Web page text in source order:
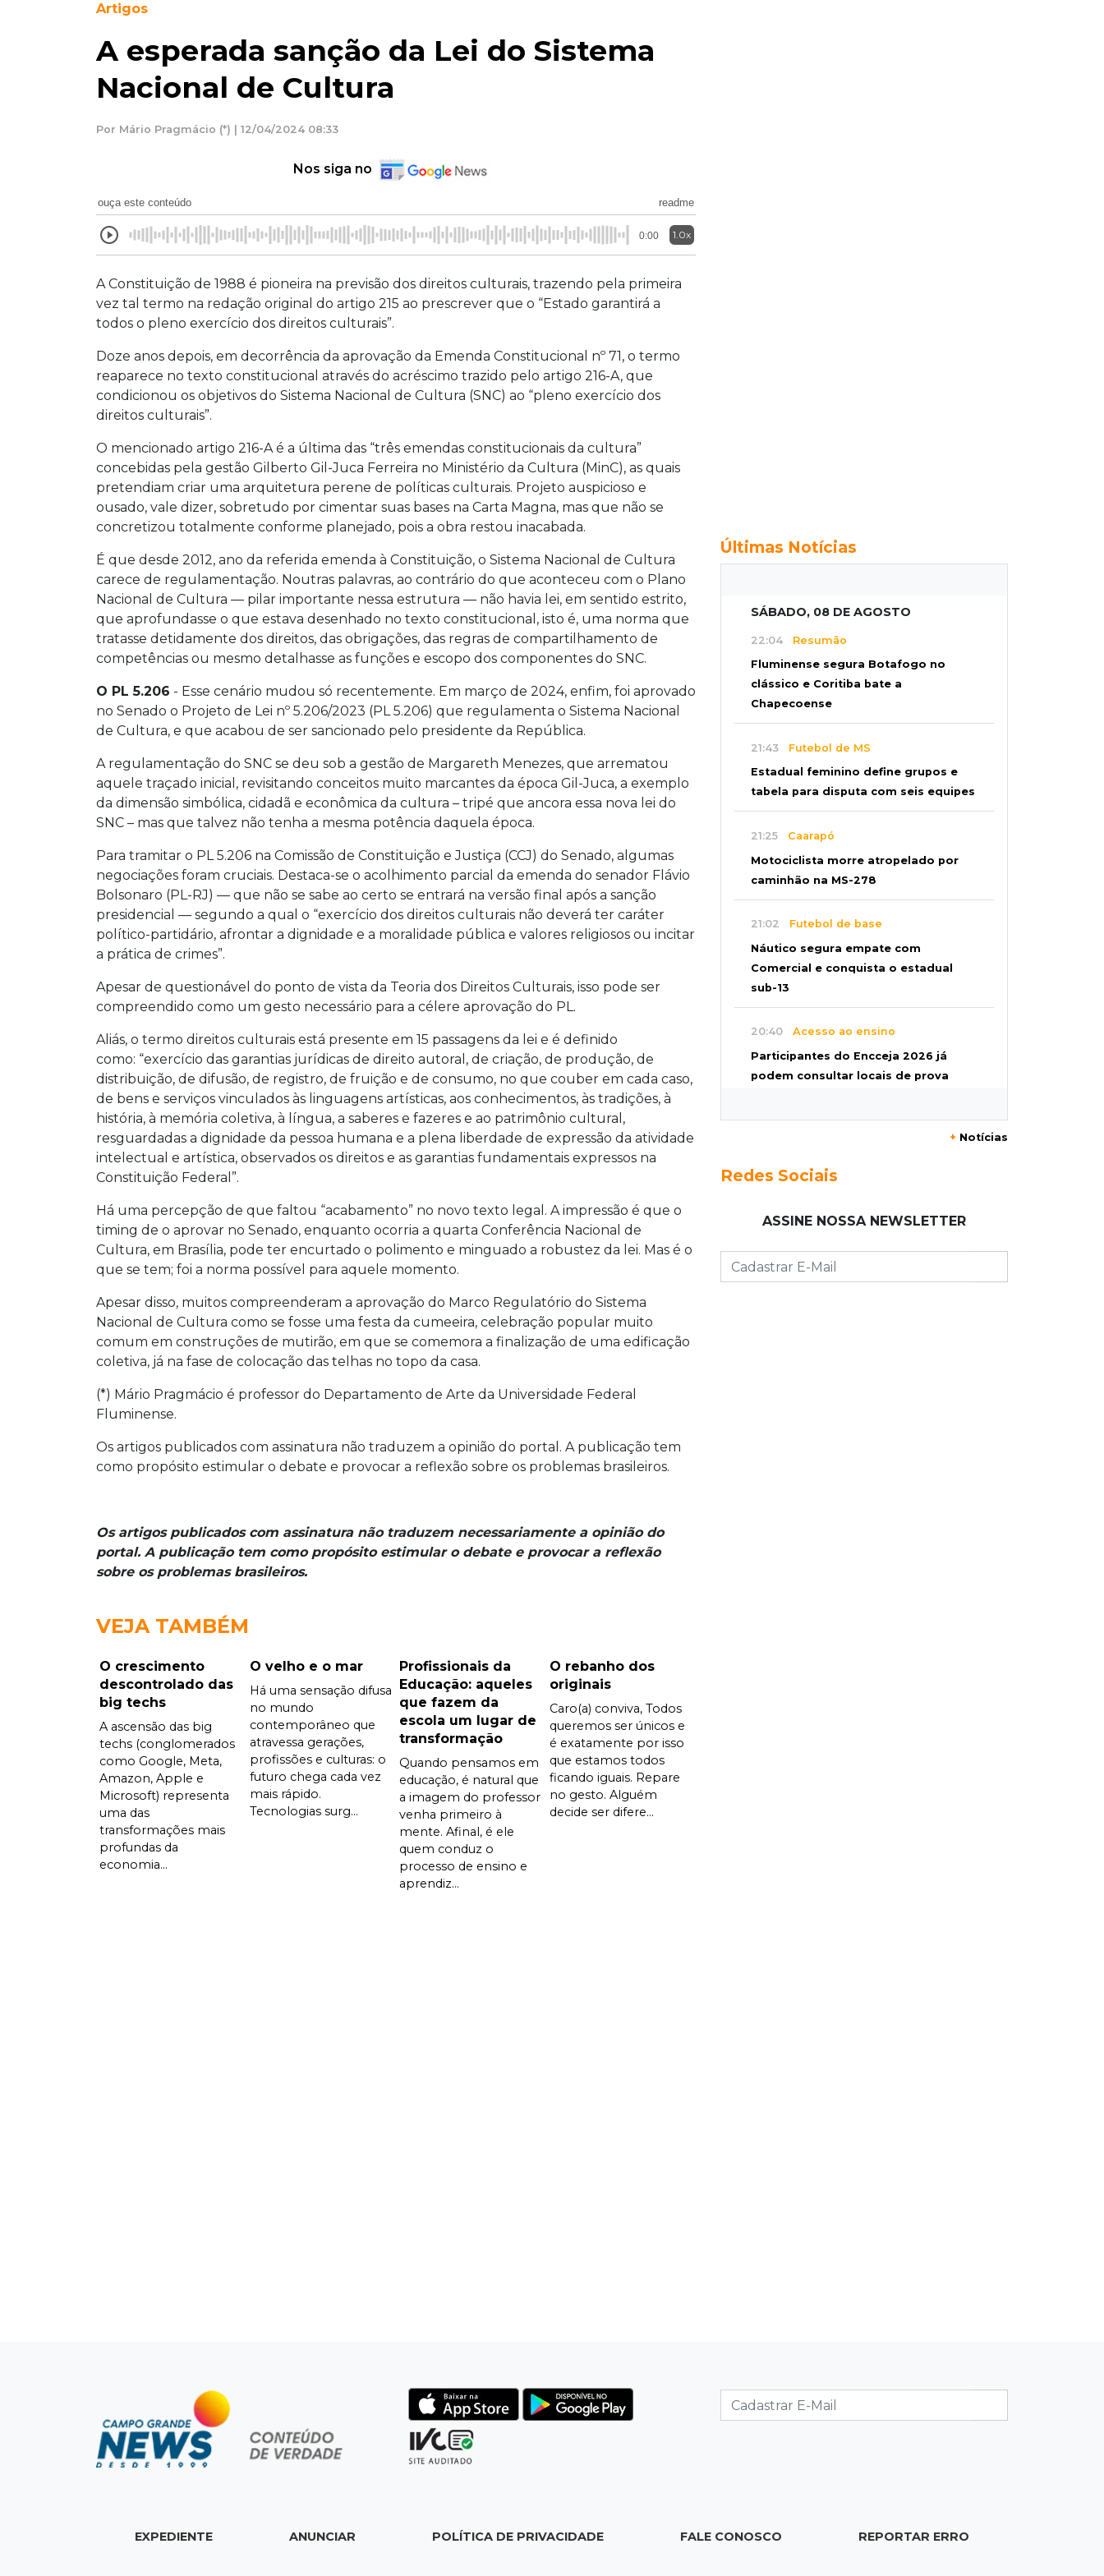
Artigos
A esperada sanção da Lei do Sistema
Nacional de Cultura
Por Mário Pragmácio (*) | 12/04/2024 08:33
Nos siga no
ouça este conteúdo readme
0:00 1.0x
A Constituição de 1988 é pioneira na previsão dos direitos culturais, trazendo pela primeira
vez tal termo na redação original do artigo 215 ao prescrever que o “Estado garantirá a
todos o pleno exercício dos direitos culturais”.
Doze anos depois, em decorrência da aprovação da Emenda Constitucional nº 71, o termo
reaparece no texto constitucional através do acréscimo trazido pelo artigo 216-A, que
condicionou os objetivos do Sistema Nacional de Cultura (SNC) ao “pleno exercício dos
direitos culturais”.
O mencionado artigo 216-A é a última das “três emendas constitucionais da cultura”
concebidas pela gestão Gilberto Gil-Juca Ferreira no Ministério da Cultura (MinC), as quais
pretendiam criar uma arquitetura perene de políticas culturais. Projeto auspicioso e
ousado, vale dizer, sobretudo por cimentar suas bases na Carta Magna, mas que não se
concretizou totalmente conforme planejado, pois a obra restou inacabada.
É que desde 2012, ano da referida emenda à Constituição, o Sistema Nacional de Cultura
carece de regulamentação. Noutras palavras, ao contrário do que aconteceu com o Plano
Nacional de Cultura — pilar importante nessa estrutura — não havia lei, em sentido estrito,
que aprofundasse o que estava desenhado no texto constitucional, isto é, uma norma que
tratasse detidamente dos direitos, das obrigações, das regras de compartilhamento de
competências ou mesmo detalhasse as funções e escopo dos componentes do SNC.
O PL 5.206 - Esse cenário mudou só recentemente. Em março de 2024, enfim, foi aprovado
no Senado o Projeto de Lei nº 5.206/2023 (PL 5.206) que regulamenta o Sistema Nacional
de Cultura, e que acabou de ser sancionado pelo presidente da República.
A regulamentação do SNC se deu sob a gestão de Margareth Menezes, que arrematou
aquele traçado inicial, revisitando conceitos muito marcantes da época Gil-Juca, a exemplo
da dimensão simbólica, cidadã e econômica da cultura – tripé que ancora essa nova lei do
SNC – mas que talvez não tenha a mesma potência daquela época.
Para tramitar o PL 5.206 na Comissão de Constituição e Justiça (CCJ) do Senado, algumas
negociações foram cruciais. Destaca-se o acolhimento parcial da emenda do senador Flávio
Bolsonaro (PL-RJ) — que não se sabe ao certo se entrará na versão final após a sanção
presidencial — segundo a qual o “exercício dos direitos culturais não deverá ter caráter
político-partidário, afrontar a dignidade e a moralidade pública e valores religiosos ou incitar
a prática de crimes”.
Apesar de questionável do ponto de vista da Teoria dos Direitos Culturais, isso pode ser
compreendido como um gesto necessário para a célere aprovação do PL.
Aliás, o termo direitos culturais está presente em 15 passagens da lei e é definido
como: “exercício das garantias jurídicas de direito autoral, de criação, de produção, de
distribuição, de difusão, de registro, de fruição e de consumo, no que couber em cada caso,
de bens e serviços vinculados às linguagens artísticas, aos conhecimentos, às tradições, à
história, à memória coletiva, à língua, a saberes e fazeres e ao patrimônio cultural,
resguardadas a dignidade da pessoa humana e a plena liberdade de expressão da atividade
intelectual e artística, observados os direitos e as garantias fundamentais expressos na
Constituição Federal”.
Há uma percepção de que faltou “acabamento” no novo texto legal. A impressão é que o
timing de o aprovar no Senado, enquanto ocorria a quarta Conferência Nacional de
Cultura, em Brasília, pode ter encurtado o polimento e minguado a robustez da lei. Mas é o
que se tem; foi a norma possível para aquele momento.
Apesar disso, muitos compreenderam a aprovação do Marco Regulatório do Sistema
Nacional de Cultura como se fosse uma festa da cumeeira, celebração popular muito
comum em construções de mutirão, em que se comemora a finalização de uma edificação
coletiva, já na fase de colocação das telhas no topo da casa.
(*) Mário Pragmácio é professor do Departamento de Arte da Universidade Federal
Fluminense.
Os artigos publicados com assinatura não traduzem a opinião do portal. A publicação tem
como propósito estimular o debate e provocar a reflexão sobre os problemas brasileiros.
Os artigos publicados com assinatura não traduzem necessariamente a opinião do
portal. A publicação tem como propósito estimular o debate e provocar a reflexão
sobre os problemas brasileiros.
VEJA TAMBÉM
O crescimento
descontrolado das
big techs
A ascensão das big
techs (conglomerados
como Google, Meta,
Amazon, Apple e
Microsoft) representa
uma das
transformações mais
profundas da
economia...
O velho e o mar
Há uma sensação difusa
no mundo
contemporâneo que
atravessa gerações,
profissões e culturas: o
futuro chega cada vez
mais rápido.
Tecnologias surg...
Profissionais da
Educação: aqueles
que fazem da
escola um lugar de
transformação
Quando pensamos em
educação, é natural que
a imagem do professor
venha primeiro à
mente. Afinal, é ele
quem conduz o
processo de ensino e
aprendiz...
O rebanho dos
originais
Caro(a) conviva, Todos
queremos ser únicos e
é exatamente por isso
que estamos todos
ficando iguais. Repare
no gesto. Alguém
decide ser difere...
Últimas Notícias
SÁBADO, 08 DE AGOSTO
22:04 Resumão
Fluminense segura Botafogo no
clássico e Coritiba bate a
Chapecoense
21:43 Futebol de MS
Estadual feminino define grupos e
tabela para disputa com seis equipes
21:25 Caarapó
Motociclista morre atropelado por
caminhão na MS-278
21:02 Futebol de base
Náutico segura empate com
Comercial e conquista o estadual
sub-13
20:40 Acesso ao ensino
Participantes do Encceja 2026 já
podem consultar locais de prova
20:29Pedro Gomes
jogo que vale acesso inédito à Série
A2
16:07Mercado aquecido
Odilon Wagner se encanta em visita
+ Notícias
Redes Sociais
ASSINE NOSSA NEWSLETTER
EXPEDIENTE ANUNCIAR POLÍTICA DE PRIVACIDADE FALE CONOSCO REPORTAR ERRO